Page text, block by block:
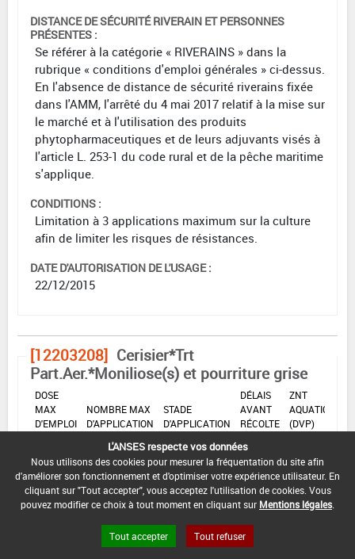
DISTANCE DE SÉCURITÉ RIVERAIN ET PERSONNES
PRÉSENTES :
Se référer à la catégorie « RIVERAINS » dans la
rubrique « conditions d'emploi générales » ci-dessus.
En l'absence de distance de sécurité riverains fixée
dans l'AMM, l'arrêté du 4 mai 2017 relatif à la mise sur
le marché et à l'utilisation des produits
phytopharmaceutiques et de leurs adjuvants visés à
l'article L. 253-1 du code rural et de la pêche maritime
s'applique.
CONDITIONS :
Limitation à 3 applications maximum sur la culture
afin de limiter les risques de résistances.
DATE D'AUTORISATION DE L'USAGE :
22/12/2015
[12203208] Cerisier*Trt
Part.Aer.*Moniliose(s) et pourriture grise
DOSE
MAX
D'EMPLOI
NOMBRE MAX
D'APPLICATION
STADE
D'APPLICATION
DÉLAIS
AVANT
RÉCOLTE
ZNT
AQUATIQUE
(DVP)
L/ha
Min
: -
Max
: -
7 Jour
(s) (-)
INTERVALLE MINIMUM ENTRE APPLICATIONS :
L'ANSES respecte vos données
Nous utilisons des cookies pour mesurer la fréquentation du site afin
d'améliorer son fonctionnement et d'optimiser votre expérience utilisateur. En
cliquant sur "Tout accepter", vous acceptez l'utilisation de cookies. Vous
pouvez modifier ce choix à tout moment en cliquant sur Mentions légales
Tout accepter Tout refuser